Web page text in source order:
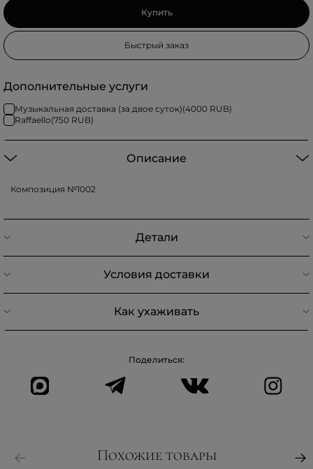
Купить
Быстрый заказ
Дополнительные услуги
Музыкальная доставка (за двое суток)(4000 RUB)
Raffaello(750 RUB)
Описание
Композиция №1002
Детали
Условия доставки
Как ухаживать
Поделиться:
Похожие товары